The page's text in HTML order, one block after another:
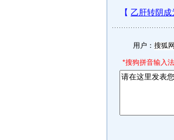
用户：
*搜狗拼音输入